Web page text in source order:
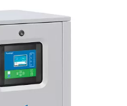
dugpunkt på -70 °C for luft
design med
at servicere, sikrer